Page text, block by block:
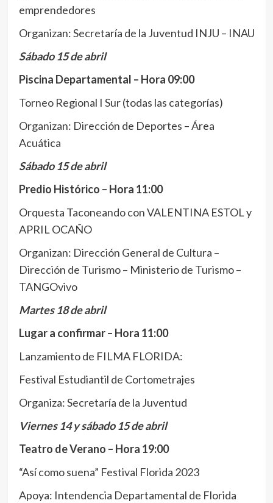
emprendedores
Organizan: Secretaría de la Juventud INJU – INAU
Sábado 15 de abril
Piscina Departamental – Hora 09:00
Torneo Regional I Sur (todas las categorías)
Organizan: Dirección de Deportes – Área
Acuática
Sábado 15 de abril
Predio Histórico – Hora 11:00
Orquesta Taconeando con VALENTINA ESTOL y
APRIL OCAÑO
Organizan: Dirección General de Cultura –
Dirección de Turismo – Ministerio de Turismo –
TANGOvivo
Martes 18 de abril
Lugar a confirmar – Hora 11:00
Lanzamiento de FILMA FLORIDA:
Festival Estudiantil de Cortometrajes
Organiza: Secretaría de la Juventud
Viernes 14 y sábado 15 de abril
Teatro de Verano – Hora 19:00
“Así como suena” Festival Florida 2023
Apoya: Intendencia Departamental de Florida